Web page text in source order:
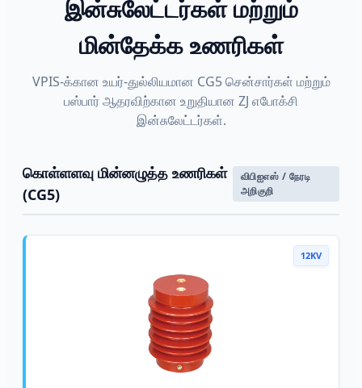
இன்சுலேட்டர்கள் மற்றும்
மின்தேக்க உணரிகள்
VPIS-க்கான உயர்-துல்லியமான CG5 சென்சார்கள் மற்றும்
பஸ்பார் ஆதரவிற்கான உறுதியான ZJ எபோக்சி
இன்சுலேட்டர்கள்.
கொள்ளளவு மின்னழுத்த உணரிகள்
(CG5)
விபிஐஎஸ் / நேரடி
அறிகுறி
12KV